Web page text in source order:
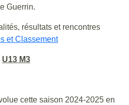
Guerrin.
résultats et rencontres
et Classement
U13 M3
cette saison 2024-2025 en